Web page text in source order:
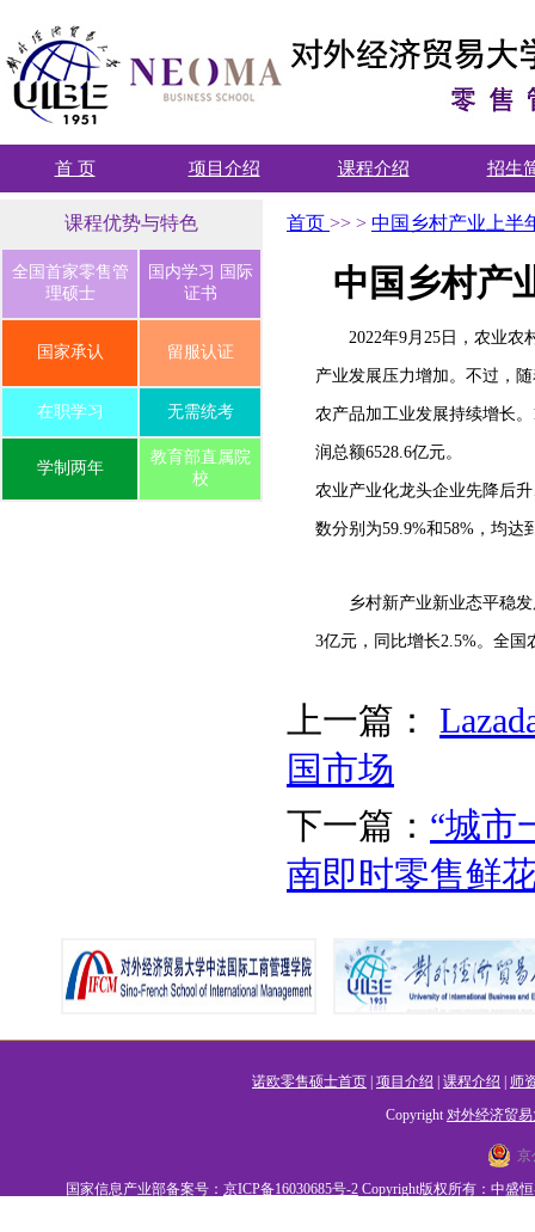
首 页 项目介绍 课程介绍 招生
课程优势与特色
全国首家零售管
理硕士
国内学习 国际
证书
国家承认 留服认证
在职学习 无需统考
学制两年
教育部直属院
校
首页 >> > 中国乡村产业上半
中国乡村产
2022年9月25日，农业
产业发展压力增加。不过，
农产品加工业发展持续增长
润总额6528.6亿元。
农业产业化龙头企业先降后
数分别为59.9%和58%，均达
乡村新产业新业态平稳
3亿元，同比增长2.5%。全国
上一篇：
国市场
下一篇： “城市
南即时零售鲜
诺欧零售硕士首页 项目介绍 课程介绍
师
Copyright 对外经济贸
京
国家信息产业部备案号： 京ICP备16030685号-2 Copyright版权所有：中盛